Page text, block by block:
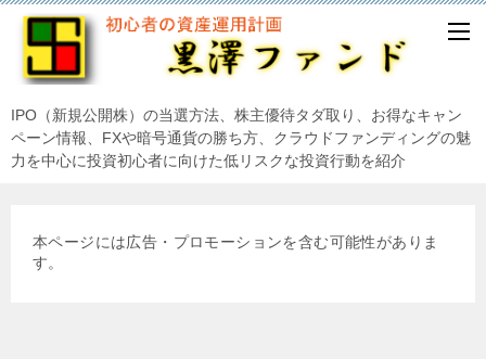
IPO（新規公開株）の当選方法、株主優待タダ取り、お得なキャン
ペーン情報、FXや暗号通貨の勝ち方、クラウドファンディングの魅
力を中心に投資初心者に向けた低リスクな投資行動を紹介
本ページには広告・プロモーションを含む可能性がありま
す。